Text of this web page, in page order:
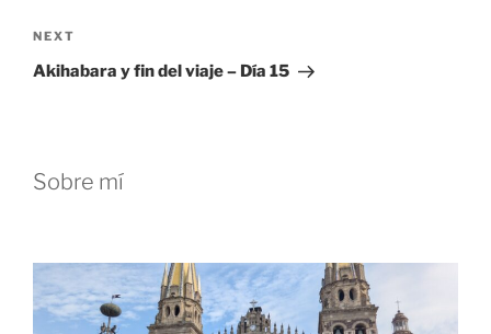
Next
Post
NEXT
Akihabara y fin del viaje – Día 15
Sobre mí